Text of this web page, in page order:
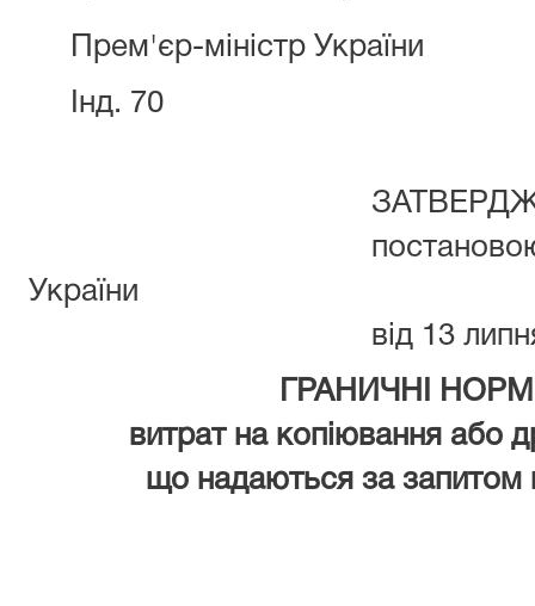
Прем'єр-міністр
Інд. 70
постановою
України
від 13 липня 2011
ГРАНИЧНІ
витрат на копіювання або
що надаються за запитом